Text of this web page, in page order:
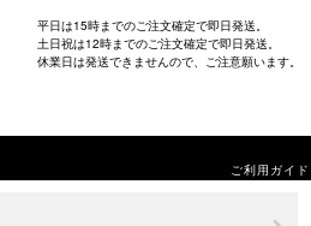
平日は15時までのご注文確定で即日発送。
土日祝は12時までのご注文確定で即日発送。
休業日は発送できませんので、ご注意願います。
ご利用ガイド